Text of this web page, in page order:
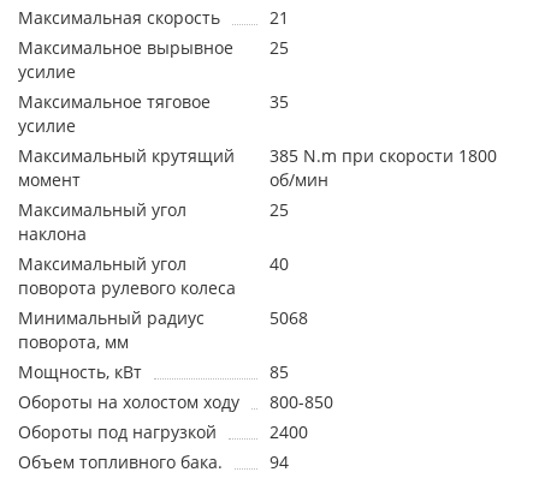
Максимальная скорость
21
Максимальное вырывное
усилие
25
Максимальное тяговое
усилие
35
Максимальный крутящий
момент
385 N.m при скорости 1800
об/мин
Максимальный угол
наклона
25
Максимальный угол
поворота рулевого колеса
40
Минимальный радиус
поворота, мм
5068
Мощность, кВт
85
Обороты на холостом ходу
800-850
Обороты под нагрузкой
2400
Объем топливного бака.
94